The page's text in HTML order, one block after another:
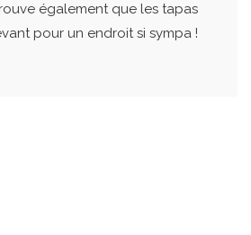
également que les tapas
pour un endroit si sympa !